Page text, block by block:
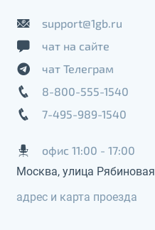
support@1gb.ru
чат на сайте
чат Телеграм
8-800-555-1540
7-495-989-1540
офис 11:00 - 17:00
Москва, улица Рябиновая
адрес и карта проезда